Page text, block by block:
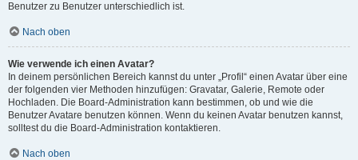
Benutzer zu Benutzer unterschiedlich ist.
Nach oben
Wie verwende ich einen Avatar?
In deinem persönlichen Bereich kannst du unter „Profil“ einen Avatar über eine
der folgenden vier Methoden hinzufügen: Gravatar, Galerie, Remote oder
Hochladen. Die Board-Administration kann bestimmen, ob und wie die
Benutzer Avatare benutzen können. Wenn du keinen Avatar benutzen kannst,
solltest du die Board-Administration kontaktieren.
Nach oben